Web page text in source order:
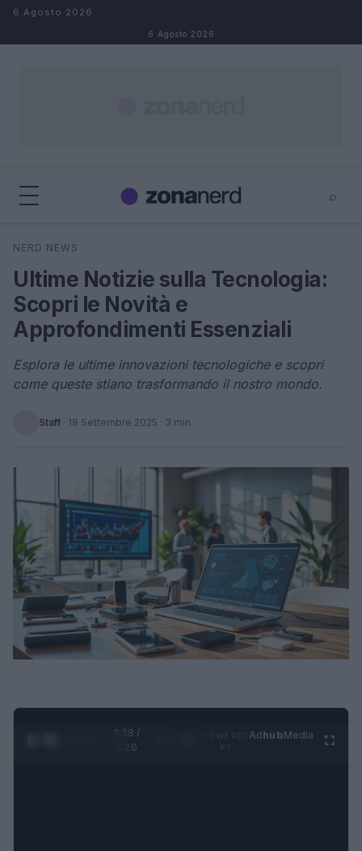
Salta al contenuto
6 Agosto 2026
6 Agosto 2026
⌕
Cerca
NERD NEWS
Ultime Notizie sulla Tecnologia:
Scopri le Novità e
Approfondimenti Essenziali
Esplora le ultime innovazioni tecnologiche e scopri
come queste stiano trasformando il nostro mondo.
Staff · 18 Settembre 2025 · 3 min
0:29 /
1:20
AdhubMedia